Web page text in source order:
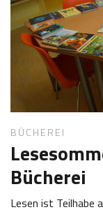
8
2
n
e
BÜCHEREI
Bücherei
Lesen ist Teilhabe